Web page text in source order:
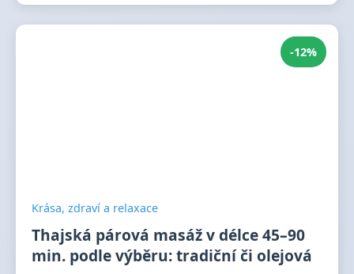
-12%
Krása, zdraví a relaxace
Thajská párová masáž v délce 45–90
min. podle výběru: tradiční či olejová